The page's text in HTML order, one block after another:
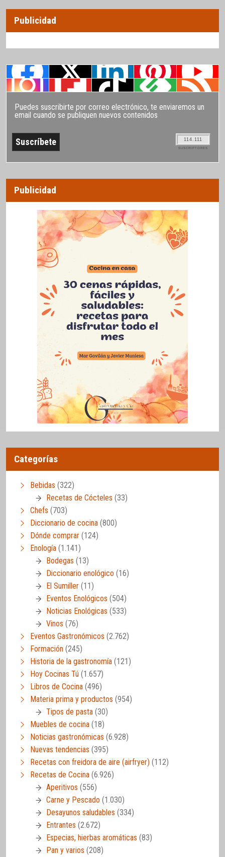
Publicidad
Puedes suscribirte por correo electrónico, te enviaremos un
email cuando se publiquen nuevos contenidos
114.111
SUSCRIPTORES
Publicidad
Categorías
Bebidas (322)
Recetas de Cócteles (33)
Chefs (703)
Diccionario de cocina (800)
Dónde comprar (124)
Enología (1.141)
Bodegas (13)
Diccionario enológico (16)
El Sumiller (11)
Eventos Enológicos (504)
Noticias Enológicas (533)
Vinos (76)
Eventos Gastronómicos (2.762)
Formación (245)
Historia de la gastronomía (121)
Hoy Cocinas Tú (1.657)
Libros de Cocina (496)
Materia prima y productos (954)
Tipos de pasta (30)
Muebles de cocina (18)
Noticias gastronómicas (6.928)
Nuevas tendencias (395)
Recetas con freidora de aire (airfryer) (112)
Recetas de Cocina (6.926)
Aperitivos (556)
Carne y Pescado (1.030)
Desayunos saludables (334)
Entrantes (2.672)
Especias, hierbas aromáticas (83)
Pan y varios (208)